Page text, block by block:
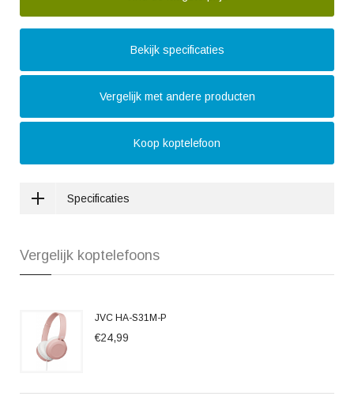
Bekijk specificaties
Vergelijk met andere producten
Koop koptelefoon
Specificaties
Vergelijk koptelefoons
JVC HA-S31M-P
€24,99